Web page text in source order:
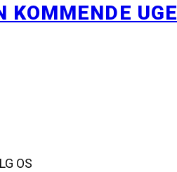
KOMMENDE UGE
OS